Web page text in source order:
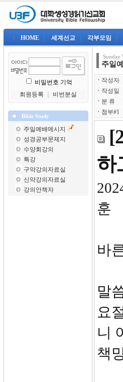
HOME 세계선교 각부모임
비밀번호 기억
회원등록
비번분실
Bible Study
주일예배메시지
성경공부문제지
수양회강의
특강
구약강의자료실
신약강의자료실
강의안책자
Sunday
주일
ㆍ 작성자
ㆍ 작성일
ㆍ 분 류
ㆍ 첨부#1
하
훈
바
말
요
니
책